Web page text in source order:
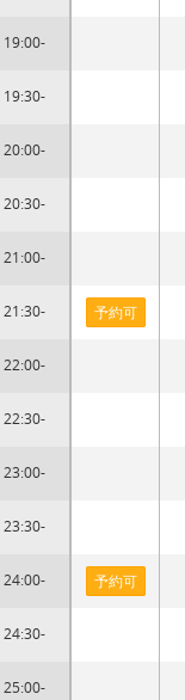
19:00-
19:30-
20:00-
20:30-
21:00-
21:30-
22:00-
22:30-
23:00-
23:30-
24:00-
24:30-
25:00-
予約可
予約可